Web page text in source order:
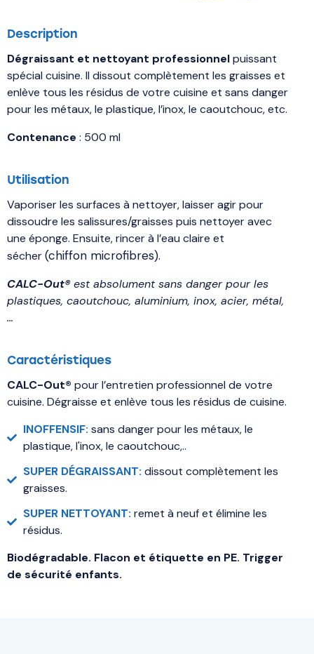
Description
Dégraissant et nettoyant professionnelpuissant
spécial cuisine. Il dissout complètement les graisses et
enlève tous les résidus de votre cuisine et sans danger
pour les métaux, le plastique, l’inox, le caoutchouc, etc.
Contenance : 500 ml
Utilisation
Vaporiser les surfaces à nettoyer, laisser agir pour
dissoudre les salissures/graisses puis nettoyer avec
une éponge. Ensuite, rincer à l’eau claire et
sécher(chiffon microfibres).
CALC-Out®est absolument sans danger pour les
plastiques, caoutchouc, aluminium, inox, acier, métal,
…
Caractéristiques
CALC-Out® pour l’entretien professionnel de votre
cuisine. Dégraisse et enlève tous les résidus de cuisine.
INOFFENSIF: sans danger pour les métaux, le
plastique, l'inox, le caoutchouc,..
SUPER DÉGRAISSANT: dissout complètement les
graisses.
SUPER NETTOYANT: remet à neuf et élimine les
résidus.
Biodégradable. Flacon et étiquette en PE. Trigger
de sécurité enfants.